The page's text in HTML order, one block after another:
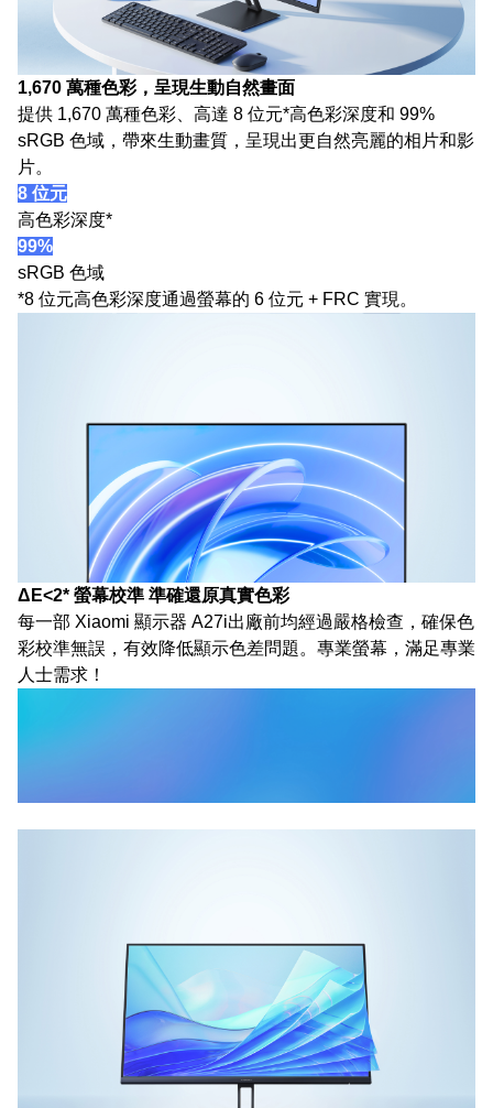
1,670 萬種色彩，呈現生動自然畫面
提供 1,670 萬種色彩、高達 8 位元*高色彩深度和 99%
sRGB 色域，帶來生動畫質，呈現出更自然亮麗的相片和影
片。
8 位元
高色彩深度*
99%
sRGB 色域
*8 位元高色彩深度通過螢幕的 6 位元 + FRC 實現。
ΔE<2* 螢幕校準 準確還原真實色彩
每一部 Xiaomi 顯示器 A27i出廠前均經過嚴格檢查，確保色
彩校準無誤，有效降低顯示色差問題。專業螢幕，滿足專業
人士需求！